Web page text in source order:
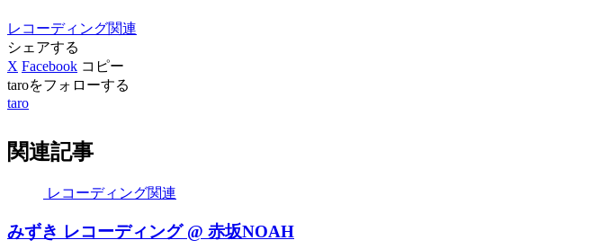
レコーディング関連
シェアする
X Facebook コピー
taroをフォローする
taro
関連記事
レコーディング関連
みずき レコーディング @ 赤坂NOAH